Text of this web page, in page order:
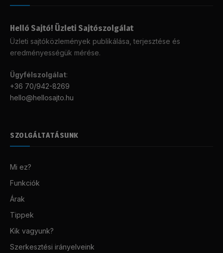
Helló Sajtó! Üzleti Sajtószolgálat
Üzleti sajtóközlemények publikálása, terjesztése és
eredményességük mérése.
Ügyfélszolgálat:
+36 70/942-8269
hello@hellosajto.hu
SZOLGÁLTATÁSUNK
Mi ez?
Funkciók
Árak
Tippek
Kik vagyunk?
Szerkesztési irányelveink